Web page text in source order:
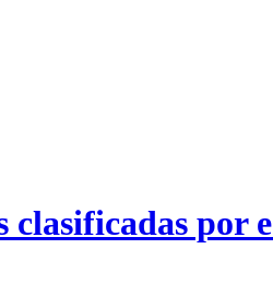
clasificadas por